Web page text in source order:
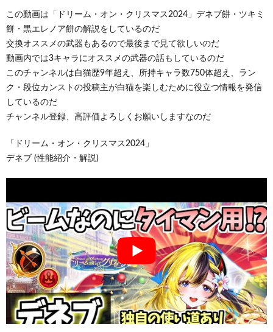
この動画は「ドリーム・オン・クリスマス2024」デネブ餅・ツキミ
餅・黒エレノア餅の解説をしているのだ
交換オススメの武器もあるので最後まで見て欲しいのだ
動画内では3キャラにオススメの武器の話もしているのだ
このチャンネルは白猫歴9年超え、所持キャラ数750体超え、ラン
ク・段位カンストの投稿主が白猫を楽しむために役立つ情報を発信
しているのだ
チャンネル登録、高評価よろしくお願いしますなのだ
「ドリーム・オン・クリスマス2024」
デネブ (性能紹介・解説)